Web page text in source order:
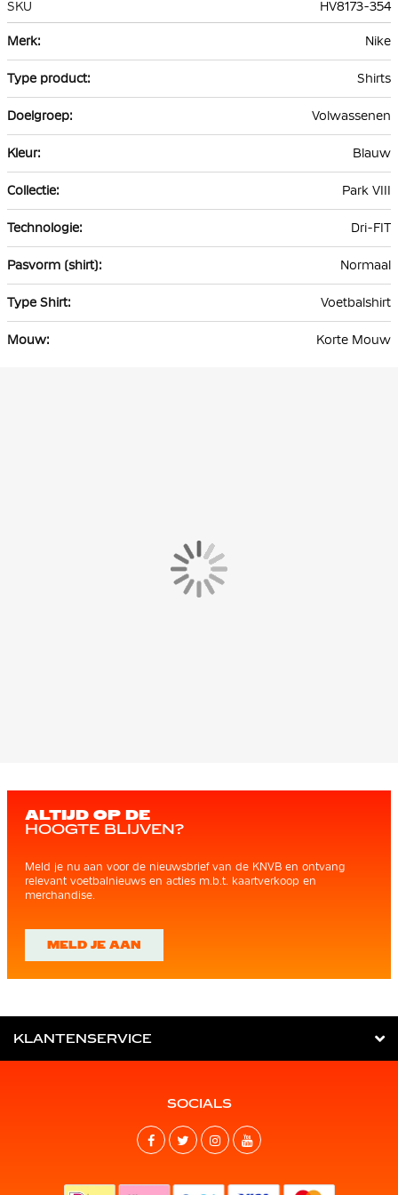
SKU
HV8173-354
informatie
Nike
Shirts
Volwassenen
Blauw
Park VIII
Dri-FIT
Normaal
Voetbalshirt
Korte Mouw
ALTIJD OP DE
HOOGTE BLIJVEN?
Meld je nu aan voor de nieuwsbrief van de KNVB en ontvang
relevant voetbalnieuws en acties m.b.t. kaartverkoop en
merchandise.
MELD JE AAN
KLANTENSERVICE
SOCIALS